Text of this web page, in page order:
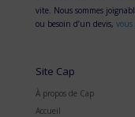
vite. Nous sommes
ou besoin d’un devis,
Site Cap
À propos de Cap
Accueil